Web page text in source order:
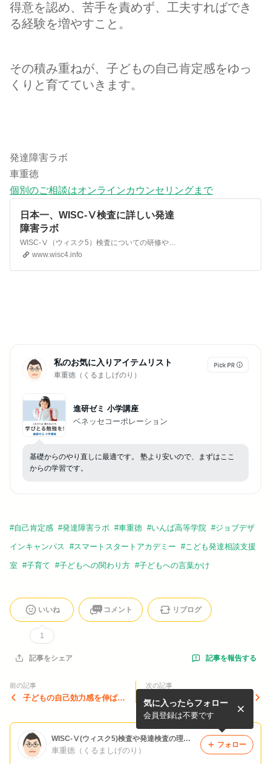
得意を認め、苦手を責めず、工夫すればでき
る経験を増やすこと。
その積み重ねが、子どもの自己肯定感をゆっ
くりと育てていきます。
発達障害ラボ
車重徳
個別のご相談はオンラインカウンセリングまで
日本一、WISC-Ⅴ検査に詳しい発達
障害ラボ
WISC-Ⅴ（ウィスク5）検査についての研修やWISC-Ⅴ検査の読み取り、ご自宅に出張しての検査なら発達障害ラボまで。 WISC-Ⅴ検査の読み取りは、オンラインカウンセリングでおこなっているので気軽に受けることが可能です。
www.wisc4.info
私のお気に入りアイテムリスト
車重徳（くるましげのり）
進研ゼミ 小学講座
ベネッセコーポレーション
基礎からのやり直しに最適です。 塾より安いので、まずはここ
からの学習です。
#自己肯定感 #発達障害ラボ #車重徳 #いんば高等学院 #ジョブデザ
インキャンパス #スマートスタートアカデミー #こども発達相談支援
室 #子育て #子どもへの関わり方 #子どもへの言葉かけ
いいね
1
コメント リブログ
記事をシェア 記事を報告する
前の記事
子どもの自己効力感を伸ばす
次の記事
WISC-Ⅴ検査の処理速度指標
（PSI）を伸ばす「親の関わ
り方」
WISC-Ⅴ(ウィスク5)検査や発達検査の理解を深めよう☆
車重徳（くるましげのり）
気に入ったらフォロー
会員登録は不要です
フォロー